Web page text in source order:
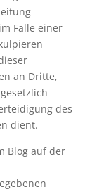
Falle einer
an Dritte,
des
dient.
Blog auf der